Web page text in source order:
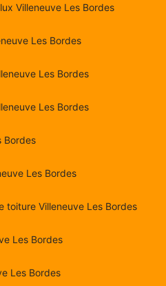
Villeneuve Les Bordes
Les Bordes
Les Bordes
Les Bordes
Bordes
Les Bordes
toiture Villeneuve Les Bordes
Les Bordes
Les Bordes